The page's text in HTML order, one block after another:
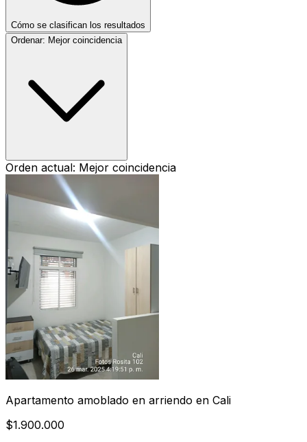
Cómo se clasifican los resultados
Ordenar: Mejor coincidencia
Orden actual: Mejor coincidencia
Apartamento amoblado en arriendo en Cali
$1.900.000